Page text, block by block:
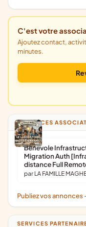
C'est votre
Ajoutez contact, activités, photos et annonces. Gratuit, en 5
minutes.
ANNONCES
Bénévole
Migration Auth
distance Full
par LA FAMILLE
Publiez vos annonces
SERVICES